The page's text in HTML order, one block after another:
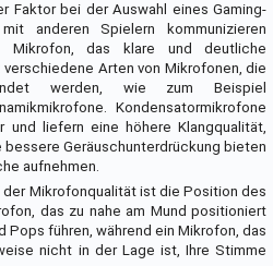
Faktor bei der Auswahl eines Gaming-
anderen Spielern kommunizieren
Mikrofon, das klare und deutliche
Arten von Mikrofonen, die
werden, wie zum Beispiel
Kondensatormikrofone
und liefern eine höhere Klangqualität,
bessere Geräuschunterdrückung bieten
aufnehmen.
Mikrofonqualität ist die Position des
das zu nahe am Mund positioniert
Pops führen, während ein Mikrofon, das
nicht in der Lage ist, Ihre Stimme